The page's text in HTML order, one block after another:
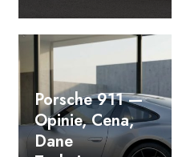
Porsche 911 —
Opinie, Cena,
Dane